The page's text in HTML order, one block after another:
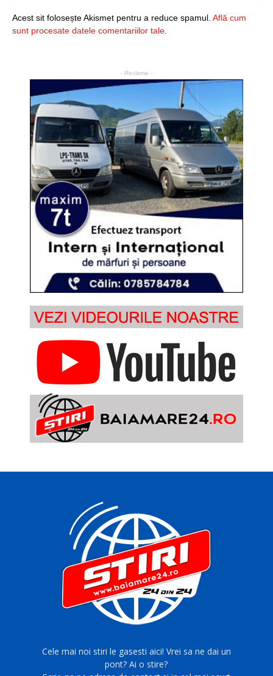
Acest sit folosește Akismet pentru a reduce spamul. Află cum
sunt procesate datele comentariilor tale.
- Reclame -
Cele mai noi stiri le gasesti aici! Vrei sa ne dai un
pont? Ai o stire?